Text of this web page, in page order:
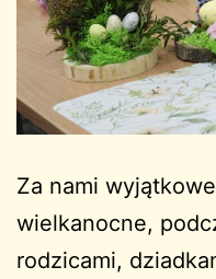
Za nami
wielkanocne,
rodzicami,